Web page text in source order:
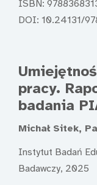
ISBN:
DOI: 10.24131/
pracy.
badania
Michał Sitek,
Instytut Badań
Badawczy, 2025